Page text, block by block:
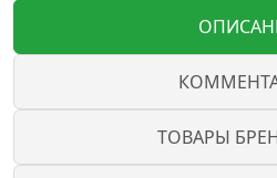
ТОВАРЫ